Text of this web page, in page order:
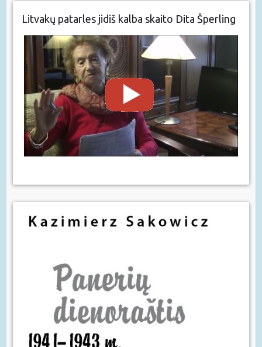
Litvakų patarles jidiš kalba skaito Dita Šperling